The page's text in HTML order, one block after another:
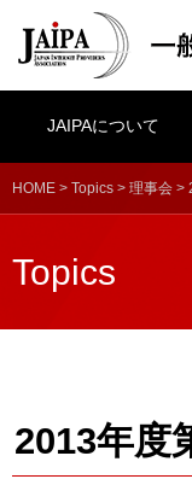
JAIPAについて
HOME > Topics > 理事会 >
Topics
2013年度